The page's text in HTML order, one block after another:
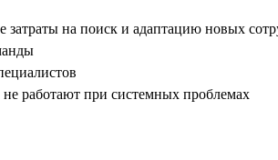
затраты на поиск и адаптацию новых
работают при системных проблемах